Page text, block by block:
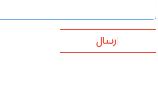
ارسال